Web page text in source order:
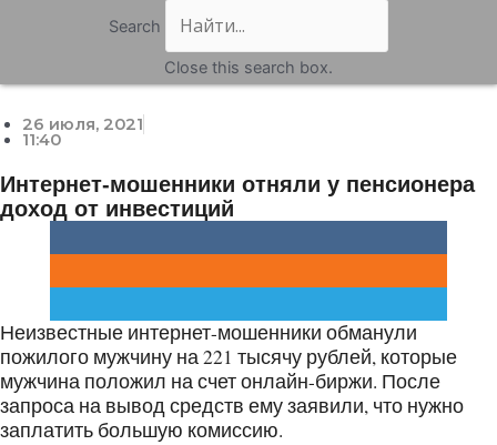
Search
Close this search box.
26 июля, 2021
11:40
Интернет-мошенники отняли у пенсионера
доход от инвестиций
Неизвестные интернет-мошенники обманули
пожилого мужчину на 221 тысячу рублей, которые
мужчина положил на счет онлайн-биржи. После
запроса на вывод средств ему заявили, что нужно
заплатить большую комиссию.